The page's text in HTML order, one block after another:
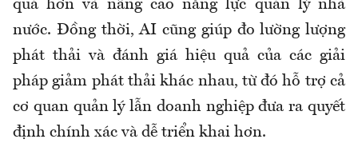
quả hơn và nâng cao năng lực quản lý nhà
nước. Đồng thời, AI cũng giúp đo lường lượng
phát thải và đánh giá hiệu quả của các giải
pháp giảm phát thải khác nhau, từ đó hỗ trợ cả
cơ quan quản lý lẫn doanh nghiệp đưa ra quyết
định chính xác và dễ triển khai hơn.